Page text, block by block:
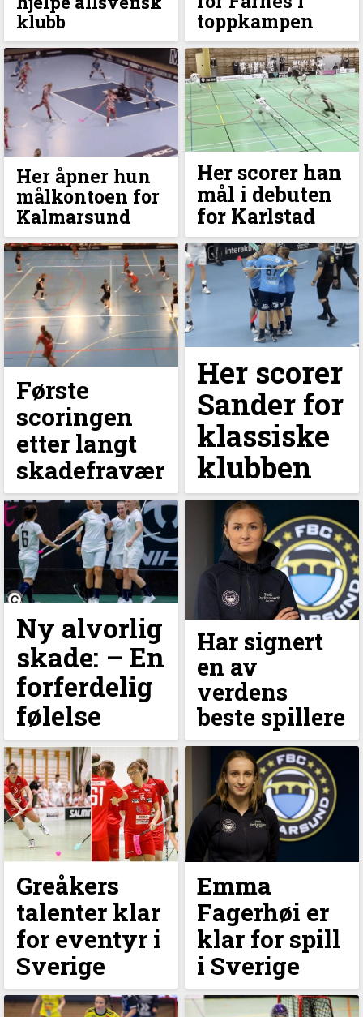
klubb
toppkampen
Her åpner hun
målkontoen for
Kalmarsund
Her scorer han
mål i debuten
for Karlstad
Første
scoringen
etter langt
skadefravær
Her scorer
Sander for
klassiske
klubben
Ny alvorlig
skade: – En
forferdelig
følelse
Har signert
en av
verdens
beste spillere
Greåkers
talenter klar
for eventyr i
Sverige
Emma
Fagerhøi er
klar for spill
i Sverige